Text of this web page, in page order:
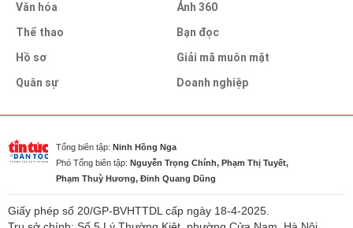
Văn hóa
Thể thao
Hồ sơ
Quân sự
Ảnh 360
Bạn đọc
Giải mã muôn mặt
Doanh nghiệp
Tổng biên tập: Ninh Hồng Nga
Phó Tổng biên tập: Nguyễn Trọng Chính, Phạm Thị Tuyết,
Phạm Thuỳ Hương, Đinh Quang Dũng
Giấy phép số 20/GP-BVHTTDL cấp ngày 18-4-2025.